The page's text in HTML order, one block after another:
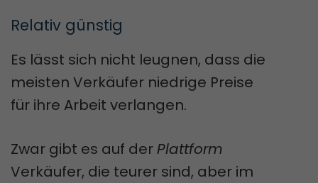
Relativ günstig
Es lässt sich nicht leugnen, dass die
meisten Verkäufer niedrige Preise
für ihre Arbeit verlangen.
Zwar gibt es auf derPlattform
Verkäufer, die teurer sind, aber im